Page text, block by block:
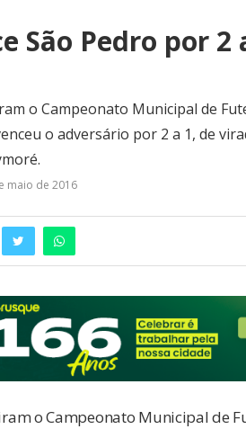
São Pedro por
o Campeonato Municipal de
o adversário por 2 a 1, de
maio de 2016
o Campeonato Municipal de